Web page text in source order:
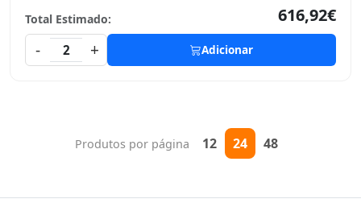
Total Estimado:
616,92€
-
2 + Adicionar
Produtos por página 12 24 48